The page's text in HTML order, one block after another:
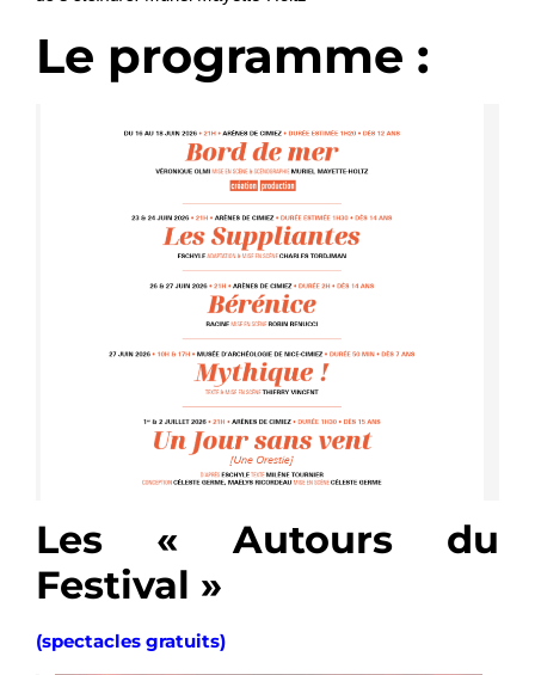
Le programme :
Les « Autours du
Festival »
(spectacles gratuits)